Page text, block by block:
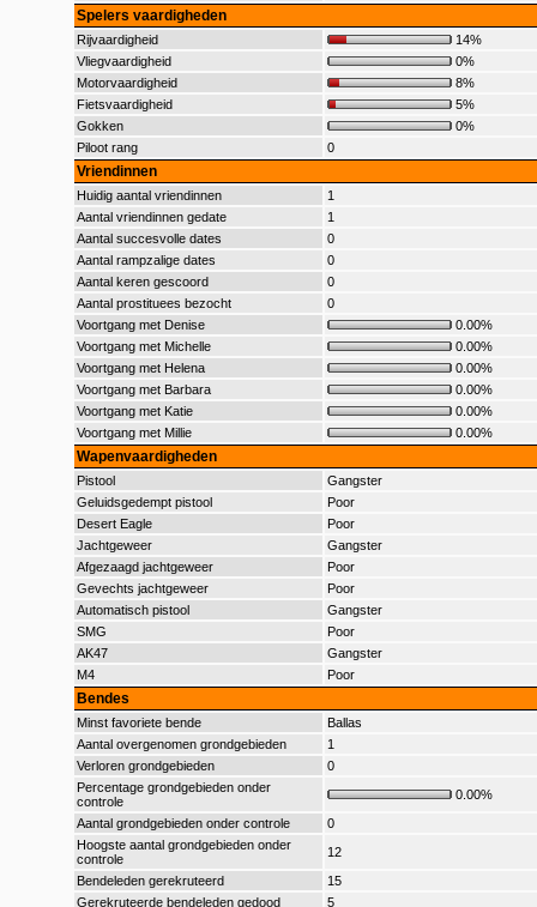
Spelers vaardigheden
Rijvaardigheid
14%
Vliegvaardigheid
0%
Motorvaardigheid
8%
Fietsvaardigheid
5%
Gokken
0%
Piloot rang
0
Vriendinnen
Huidig aantal vriendinnen
1
Aantal vriendinnen gedate
1
Aantal succesvolle dates
0
Aantal rampzalige dates
0
Aantal keren gescoord
0
Aantal prostituees bezocht
0
Voortgang met Denise
0.00%
Voortgang met Michelle
0.00%
Voortgang met Helena
0.00%
Voortgang met Barbara
0.00%
Voortgang met Katie
0.00%
Voortgang met Millie
0.00%
Wapenvaardigheden
Pistool
Gangster
Geluidsgedempt pistool
Poor
Desert Eagle
Poor
Jachtgeweer
Gangster
Afgezaagd jachtgeweer
Poor
Gevechts jachtgeweer
Poor
Automatisch pistool
Gangster
SMG
Poor
AK47
Gangster
M4
Poor
Bendes
Minst favoriete bende
Ballas
Aantal overgenomen grondgebieden
1
Verloren grondgebieden
0
Percentage grondgebieden onder
controle
0.00%
Aantal grondgebieden onder controle
0
Hoogste aantal grondgebieden onder
controle
12
Bendeleden gerekruteerd
15
Gerekruteerde bendeleden gedood
5